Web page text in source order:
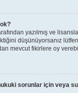
yazılmış ve
düşünüyorsanız lütfen
mevcut fikirlere oy
sorunlar için veya